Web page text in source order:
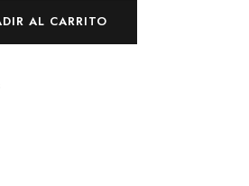
AL CARRITO